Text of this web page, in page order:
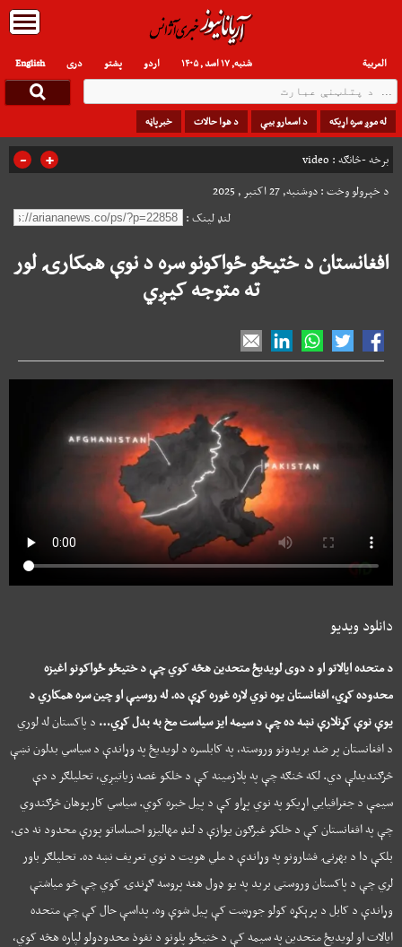
English دری پشتو العربیة اردو شنبه, ۱۷ اسد , ۱۴۰۵
له موږ سره اړیکه د اسعارو بیې د هوا حالات خبرپاڼه
برخه -څانګه : video
- +
د خپرولو وخت : دوشنبه, 27 اکتبر , 2025
لنډ لینک :
افغانستان د ختیځو ځواکونو سره د نوې همکارۍ لور
ته متوجه کیږي
دانلود ویدیو
د متحده ایالاتو او د دوی لویدیځ متحدین هڅه کوي چې د ختیځو ځواکونو اغیزه
محدوده کړي، افغانستان یوه نوي لاره غوره کړې ده. له روسیې او چین سره همکاري د
یوې نوې کړنلارې نښه ده چې د سیمه ایز سیاست مخ به بدل کړي… د پاکستان له لوري
د افغانستان پر ضد بریدونو وروسته، په کابلسره د لویدیځ په وړاندې د سیاسي بدلون نښې
څرګندیدلې دي. لکه څنګه چې په پلازمینه کې د خلکو غصه زیاتیږي، تحلیلګر د دې
سیمې د جغرافیايي اړیکو په نوي پړاو کې د پیل خبره کوي. سیاسي کارپوهان څرګندوي
چې په افغانستان کې د خلکو غبرګون یوازې د لنډ مهالیزو احساساتو پورې محدود نه دی،
بلکې دا د بهرنۍ فشارونو په وړاندې د ملي هویت د نوي تعریف نښه ده. تحلیلګر باور
لري چې د پاکستان وروستی برید په یو ډول هغه پروسه ګړندۍ کوي چې څو میاشتې
وړاندې د کابل د پرېکړه کولو جوړښت کې پیل شوې وه. پداسې حال کې چې متحده
ایالات او لویدیځ متحدین په سیمه کې د ختیځو پلونو د نفوذ محدودولو لپاره هڅه کوي،